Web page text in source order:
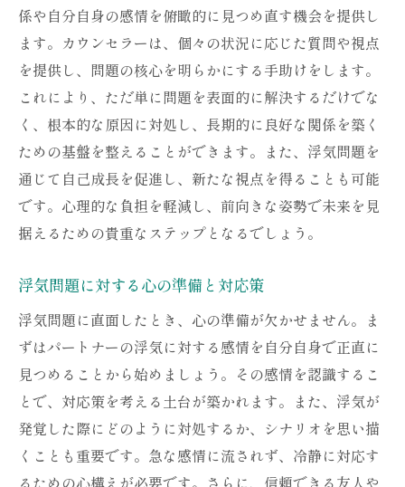
係や自分自身の感情を俯瞰的に見つめ直す機会を提供し
ます。カウンセラーは、個々の状況に応じた質問や視点
を提供し、問題の核心を明らかにする手助けをします。
これにより、ただ単に問題を表面的に解決するだけでな
く、根本的な原因に対処し、長期的に良好な関係を築く
ための基盤を整えることができます。また、浮気問題を
通じて自己成長を促進し、新たな視点を得ることも可能
です。心理的な負担を軽減し、前向きな姿勢で未来を見
据えるための貴重なステップとなるでしょう。
浮気問題に対する心の準備と対応策
浮気問題に直面したとき、心の準備が欠かせません。ま
ずはパートナーの浮気に対する感情を自分自身で正直に
見つめることから始めましょう。その感情を認識するこ
とで、対応策を考える土台が築かれます。また、浮気が
発覚した際にどのように対処するか、シナリオを思い描
くことも重要です。急な感情に流されず、冷静に対応す
るための心構えが必要です。さらに、信頼できる友人や